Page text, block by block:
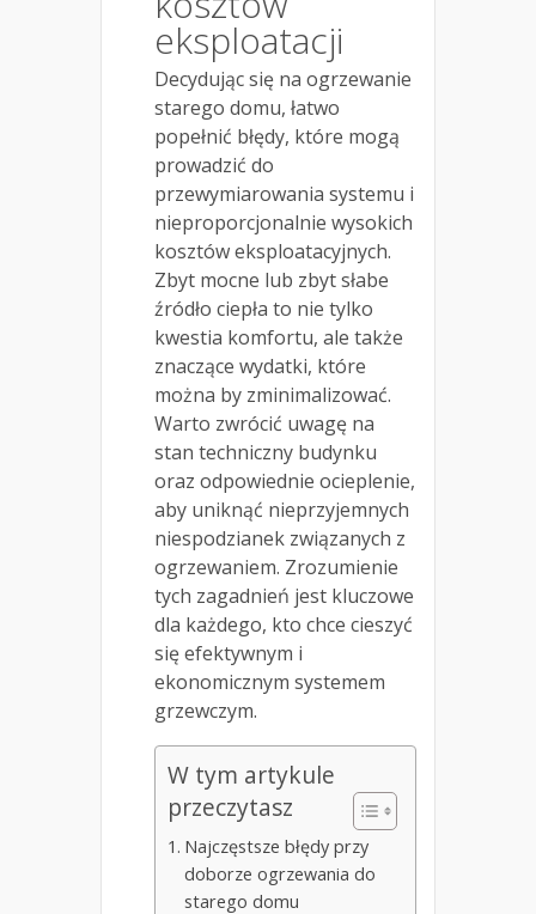
eksploatacji
Decydując się na ogrzewanie
starego domu, łatwo
popełnić błędy, które mogą
prowadzić do
przewymiarowania systemu i
nieproporcjonalnie wysokich
kosztów eksploatacyjnych.
Zbyt mocne lub zbyt słabe
źródło ciepła to nie tylko
kwestia komfortu, ale także
znaczące wydatki, które
można by zminimalizować.
Warto zwrócić uwagę na
stan techniczny budynku
oraz odpowiednie ocieplenie,
aby uniknąć nieprzyjemnych
niespodzianek związanych z
ogrzewaniem. Zrozumienie
tych zagadnień jest kluczowe
dla każdego, kto chce cieszyć
się efektywnym i
ekonomicznym systemem
grzewczym.
W tym artykule
przeczytasz
Najczęstsze błędy przy
doborze ogrzewania do
starego domu